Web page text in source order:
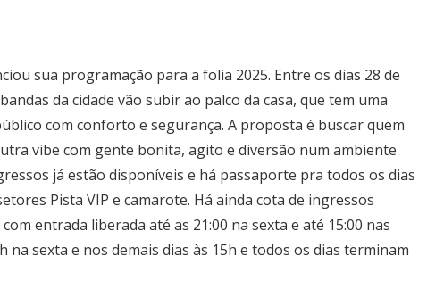
sua programação para a folia 2025. Entre os dias 28 de
da cidade vão subir ao palco da casa, que tem uma
com conforto e segurança. A proposta é buscar quem
vibe com gente bonita, agito e diversão num ambiente
já estão disponíveis e há passaporte pra todos os dias
Pista VIP e camarote. Há ainda cota de ingressos
entrada liberada até as 21:00 na sexta e até 15:00 nas
na sexta e nos demais dias às 15h e todos os dias terminam